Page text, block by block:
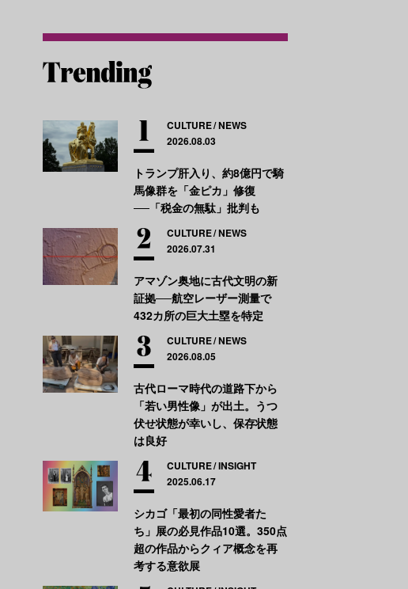
CULTURE NEWS
2026.08.03
トランプ肝入り、約8億円で騎
馬像群を「金ピカ」修復
──「税金の無駄」批判も
CULTURE NEWS
2026.07.31
アマゾン奥地に古代文明の新
証拠──航空レーザー測量で
432カ所の巨大土塁を特定
CULTURE NEWS
2026.08.05
古代ローマ時代の道路下から
「若い男性像」が出土。うつ
伏せ状態が幸いし、保存状態
は良好
CULTURE INSIGHT
2025.06.17
シカゴ「最初の同性愛者た
ち」展の必見作品10選。350点
超の作品からクィア概念を再
考する意欲展